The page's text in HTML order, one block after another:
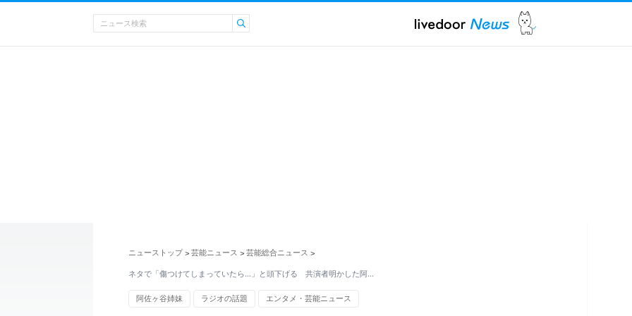
ニューストップ > 芸能ニュース > 芸能総合ニュース >
ネタで「傷つけてしまっていたら...」と頭下げる 共演者明かした阿…
阿佐ヶ谷姉妹 ラジオの話題 エンタメ・芸能ニュース